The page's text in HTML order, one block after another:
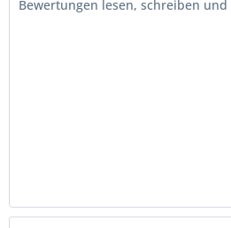
Bewertungen lesen, schreiben